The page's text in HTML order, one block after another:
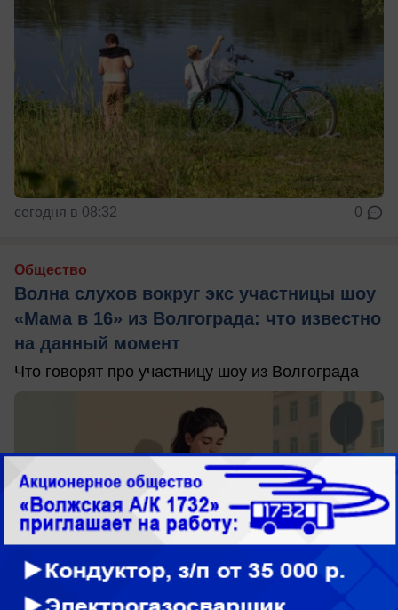
сегодня в 08:32 0
Общество
Волна слухов вокруг экс участницы шоу
«Мама в 16» из Волгограда: что известно
на данный момент
Что говорят про участницу шоу из Волгограда